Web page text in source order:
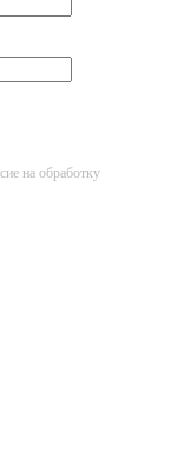
на обработку